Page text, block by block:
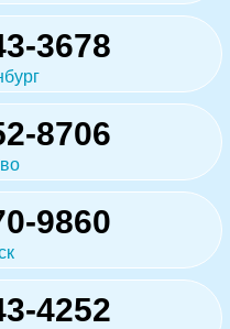
3678
8706
9860
4252